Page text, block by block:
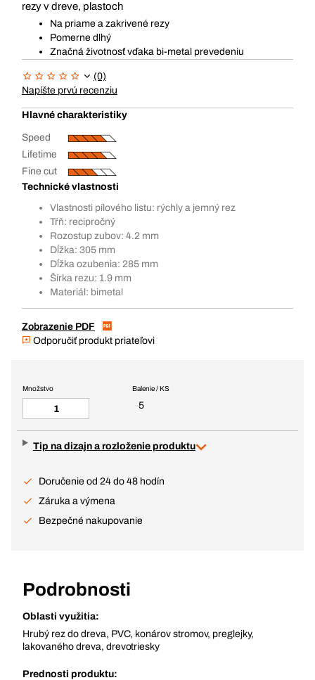
rezy v dreve, plastoch
Na priame a zakrivené rezy
Pomerne dlhý
Značná životnosť vďaka bi-metal prevedeniu
(0)
Napíšte prvú recenziu
Hlavné charakteristiky
Speed
Lifetime
Fine cut
Technické vlastnosti
Vlastnosti pílového listu: rýchly a jemný rez
Tŕň: recipročný
Rozostup zubov: 4.2 mm
Dĺžka: 305 mm
Dĺžka ozubenia: 285 mm
Šírka rezu: 1.9 mm
Materiál: bimetal
Zobrazenie PDF
Odporučiť produkt priateľovi
Balenie / KS
5
Množstvo
Tip na dizajn a rozloženie produktu
Doručenie od 24 do 48 hodín
Záruka a výmena
Bezpečné nakupovanie
Podrobnosti
Oblasti využitia:
Hrubý rez do dreva, PVC, konárov stromov, preglejky,
lakovaného dreva, drevotriesky
Prednosti produktu: